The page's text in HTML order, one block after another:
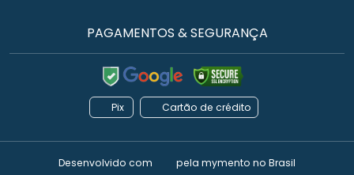
PAGAMENTOS & SEGURANÇA
Pix Cartão de crédito
Desenvolvido com pela mymento no Brasil